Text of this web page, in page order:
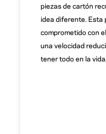
piezas de cartón
idea diferente. Esta
comprometido con
una velocidad
tener todo en la